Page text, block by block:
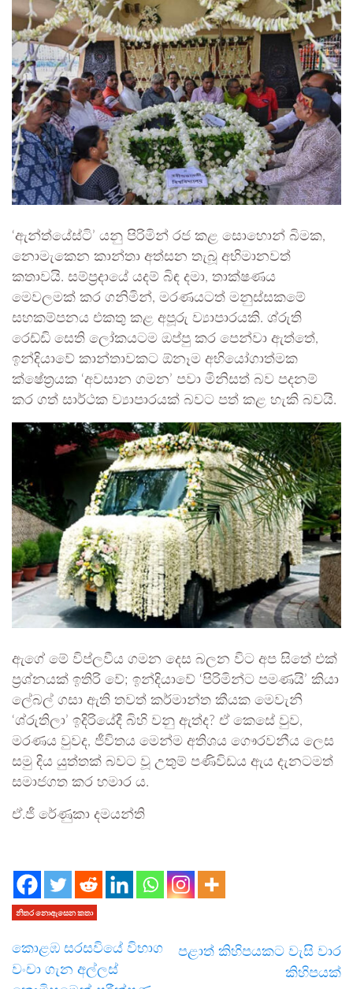
‘ඇන්ත්යේස්ටි’ යනු පිරිමින් රජ කළ සොහොන් බිමක,
නොමැකෙන කාන්තා අත්සන තැබූ අභිමානවත්
කතාවයි. සම්ප්‍රදායේ යදම් බිඳ දමා, තාක්ෂණය
මෙවලමක් කර ගනිමින්, මරණයටත් මනුස්සකමේ
සහකම්පනය එකතු කළ අපූරු ව්‍යාපාරයකි. ශ්රුති
රෙඩ්ඩි සෙති ලෝකයටම ඔප්පු කර පෙන්වා ඇත්තේ,
ඉන්දියාවේ කාන්තාවකට ඕනෑම අභියෝගාත්මක
ක්ෂේත්‍රයක ‘අවසාන ගමන’ පවා මිනිසත් බව පදනම්
කර ගත් සාර්ථක ව්‍යාපාරයක් බවට පත් කළ හැකි බවයි.
ඇගේ මේ විප්ලවීය ගමන දෙස බලන විට අප සිතේ එක්
ප්‍රශ්නයක් ඉතිරි වේ; ඉන්දියාවේ ‘පිරිමින්ට පමණයි’ කියා
ලේබල් ගසා ඇති තවත් කර්මාන්ත කීයක මෙවැනි
‘ශ්රුතිලා’ ඉදිරියේදී බිහි වනු ඇත්ද? ඒ කෙසේ වුව,
මරණය වුවද, ජීවිතය මෙන්ම අතිශය ගෞරවනීය ලෙස
සමු දිය යුත්තක් බවට වූ උතුම් පණිවිඩය ඇය දැනටමත්
සමාජගත කර හමාර ය.
ඒ.ජී රේණුකා දමයන්ති
නිතර නොඇසෙන කතා
කොළඹ සරසවියේ විභාග
වංචා ගැන අල්ලස්
පළාත් කිහිපයකට වැසි වාර
කිහිපයක්